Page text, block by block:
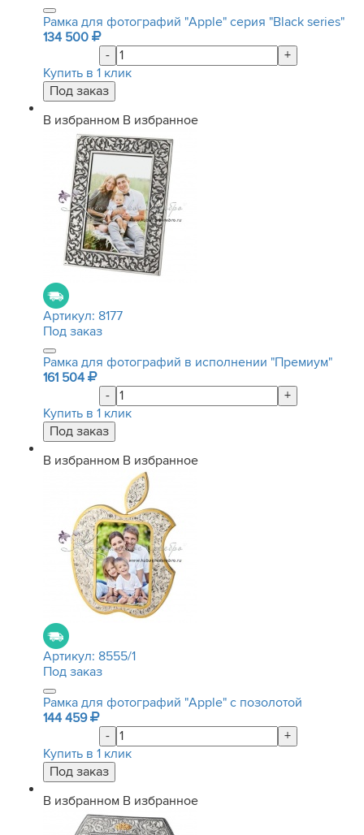
Рамка для фотографий "Apple" серия "Black series"
134 500
-
+
Купить в 1 клик
В избранном В избранное
Артикул: 8177
Под заказ
Рамка для фотографий в исполнении "Премиум"
161 504
-
+
Купить в 1 клик
В избранном В избранное
Артикул: 8555/1
Под заказ
Рамка для фотографий "Apple" с позолотой
144 459
-
+
Купить в 1 клик
В избранном В избранное